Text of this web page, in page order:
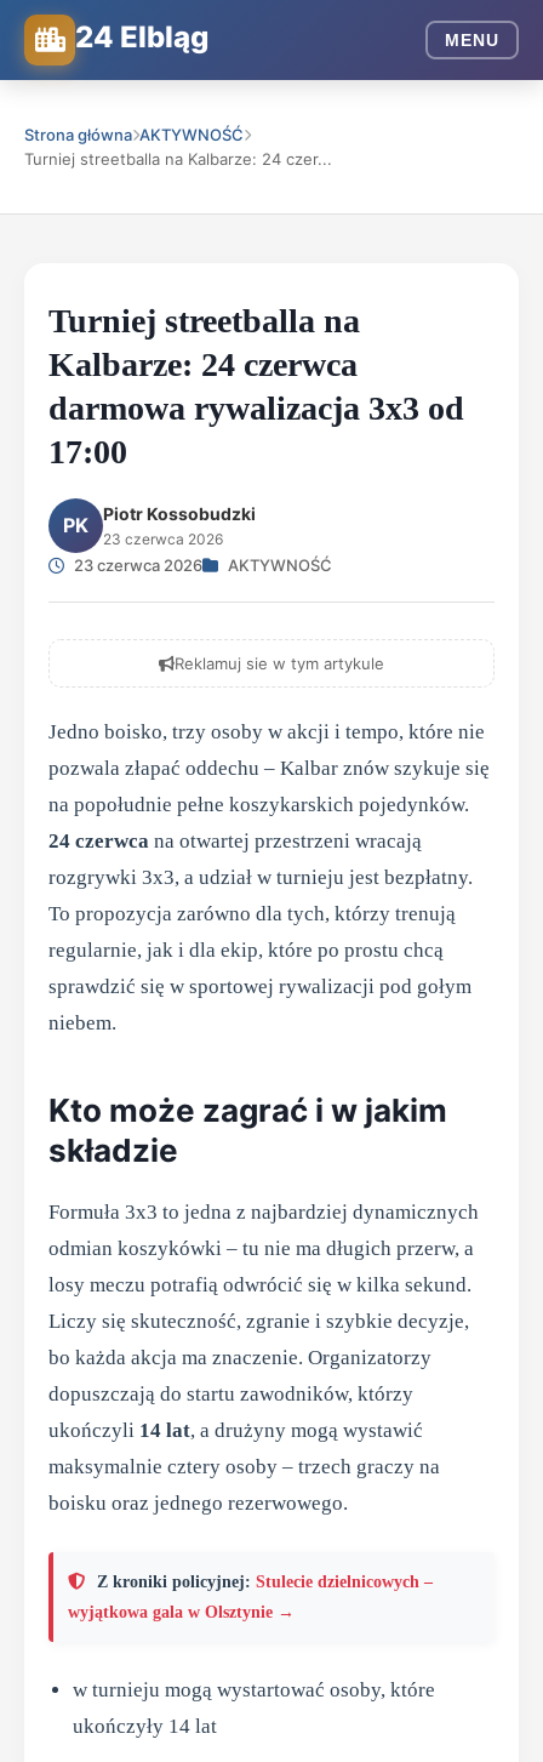
24 Elbląg MENU
Strona główna AKTYWNOŚĆ
Turniej streetballa na Kalbarze: 24 czer...
Turniej streetballa na
Kalbarze: 24 czerwca
darmowa rywalizacja 3x3 od
17:00
PK Piotr Kossobudzki
23 czerwca 2026
23 czerwca 2026 AKTYWNOŚĆ
Reklamuj sie w tym artykule
Jedno boisko, trzy osoby w akcji i tempo, które nie
pozwala złapać oddechu – Kalbar znów szykuje się
na popołudnie pełne koszykarskich pojedynków.
24 czerwca na otwartej przestrzeni wracają
rozgrywki 3x3, a udział w turnieju jest bezpłatny.
To propozycja zarówno dla tych, którzy trenują
regularnie, jak i dla ekip, które po prostu chcą
sprawdzić się w sportowej rywalizacji pod gołym
niebem.
Kto może zagrać i w jakim
składzie
Formuła 3x3 to jedna z najbardziej dynamicznych
odmian koszykówki – tu nie ma długich przerw, a
losy meczu potrafią odwrócić się w kilka sekund.
Liczy się skuteczność, zgranie i szybkie decyzje,
bo każda akcja ma znaczenie. Organizatorzy
dopuszczają do startu zawodników, którzy
ukończyli 14 lat, a drużyny mogą wystawić
maksymalnie cztery osoby – trzech graczy na
boisku oraz jednego rezerwowego.
Z kroniki policyjnej: Stulecie dzielnicowych –
wyjątkowa gala w Olsztynie →
w turnieju mogą wystartować osoby, które
ukończyły 14 lat